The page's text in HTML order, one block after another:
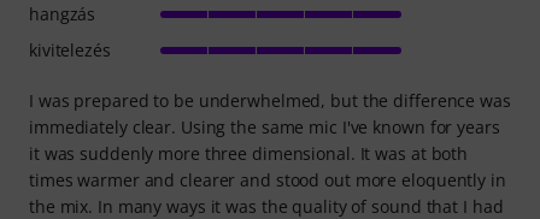
I was prepared to be underwhelmed, but the difference was
immediately clear. Using the same mic I've known for years
it was suddenly more three dimensional. It was at both
times warmer and clearer and stood out more eloquently in
the mix. In many ways it was the quality of sound that I had
hangzás
kivitelezés